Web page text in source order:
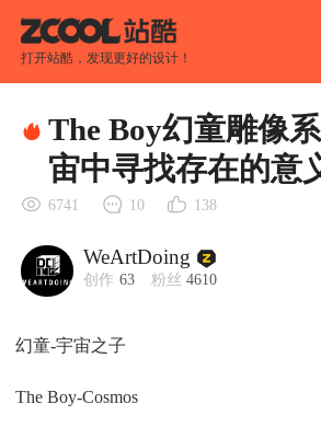
打开站酷，发现更好的设计！
The Boy幻童雕像
宙中寻找存在的意
6741 10 138
WeArtDoing
创作 63 粉丝 4610
幻童-宇宙之子
The Boy-Cosmos